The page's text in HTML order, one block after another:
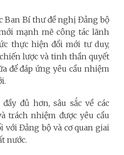
Ban Bí thư đề nghị Đảng bộ
mạnh mẽ công tác lãnh
thực hiện đổi mới tư duy,
lược và tinh thần quyết
để đáp ứng yêu cầu nhiệm
đủ hơn, sâu sắc về các
trách nhiệm được yêu cầu
với Đảng bộ và cơ quan giai
nước.